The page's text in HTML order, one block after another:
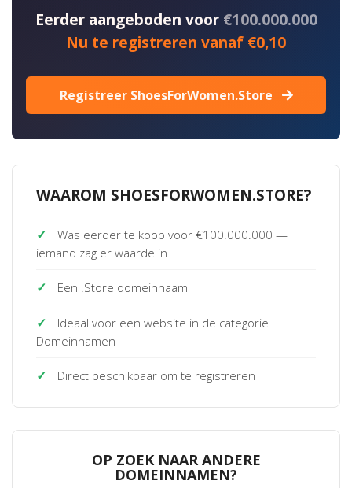
Eerder aangeboden voor€100.000.000
Nu te registreren vanaf €0,10
Registreer ShoesForWomen.Store
WAAROM SHOESFORWOMEN.STORE?
✓
Was eerder te koop voor €100.000.000 —
iemand zag er waarde in
✓ Een .Store domeinnaam
✓
Ideaal voor een website in de categorie
Domeinnamen
✓ Direct beschikbaar om te registreren
OP ZOEK NAAR ANDERE
DOMEINNAMEN?